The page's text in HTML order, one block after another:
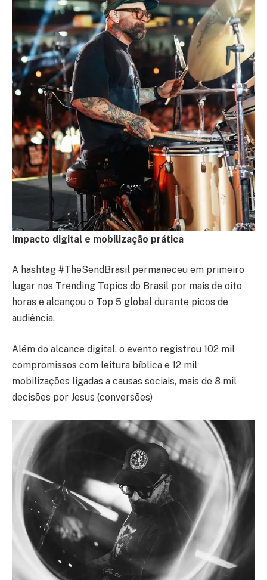
Impacto digital e mobilização prática
A hashtag #TheSendBrasil permaneceu em primeiro
lugar nos Trending Topics do Brasil por mais de oito
horas e alcançou o Top 5 global durante picos de
audiência.
Além do alcance digital, o evento registrou 102 mil
compromissos com leitura bíblica e 12 mil
mobilizações ligadas a causas sociais, mais de 8 mil
decisões por Jesus (conversões)